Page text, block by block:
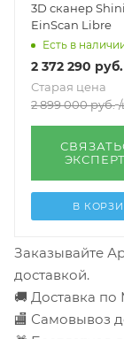
3D сканер
EinScan Libre
Есть в
2 372 290 руб.
Старая цена
2 899 000руб.
В
Заказывайте
доставкой.
🚚 Доставка по
🏬 Самовывоз